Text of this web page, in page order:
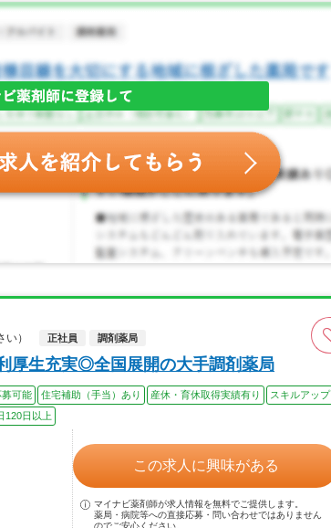
）
正社員 調剤薬局
厚生充実◎全国展開の大手調剤薬局
可能 住宅補助（手当）あり 産休・育休取得実績有り スキルアップ
120日以上
この求人に興味がある
マイナビ薬剤師が求人情報を無料でご提供します。
薬局・病院等への直接応募・問い合わせではありません
のでご安心ください。